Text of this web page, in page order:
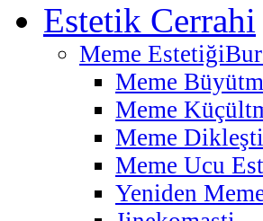
Estetik Cerrahi
Meme Estetiği
Meme
Meme
Meme
Meme Ucu
Yeniden